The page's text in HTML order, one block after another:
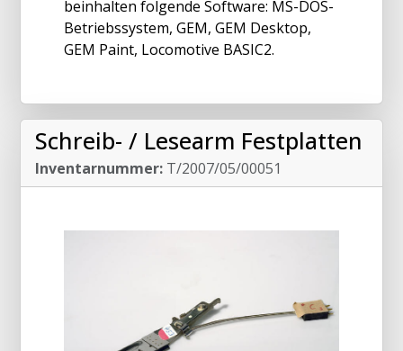
beinhalten folgende Software: MS-DOS-
Betriebssystem, GEM, GEM Desktop,
GEM Paint, Locomotive BASIC2.
Schreib- / Lesearm Festplatten
Inventarnummer: T/2007/05/00051